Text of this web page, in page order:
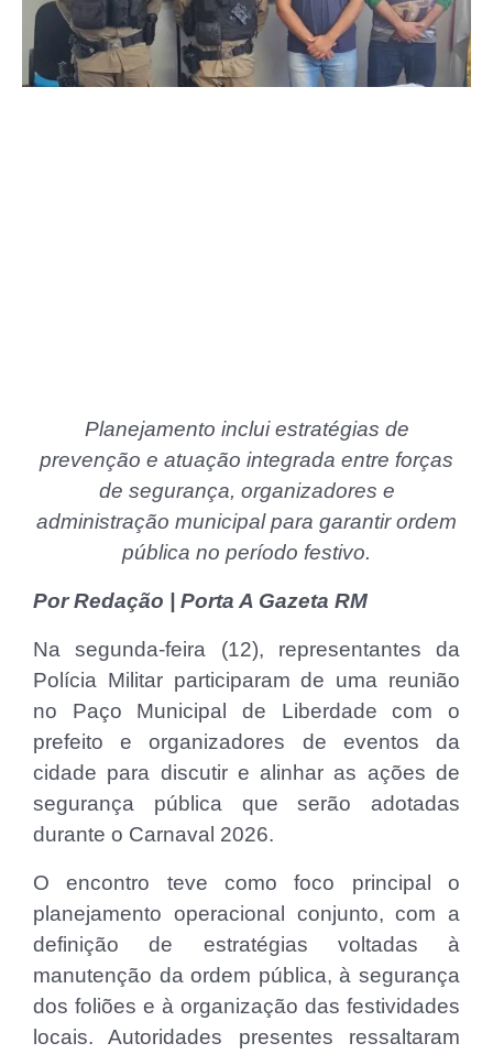
Planejamento inclui estratégias de
prevenção e atuação integrada entre forças
de segurança, organizadores e
administração municipal para garantir ordem
pública no período festivo.
Por Redação | Porta A Gazeta RM
Na segunda-feira (12), representantes da
Polícia Militar participaram de uma reunião
no Paço Municipal de Liberdade com o
prefeito e organizadores de eventos da
cidade para discutir e alinhar as ações de
segurança pública que serão adotadas
durante o Carnaval 2026.
O encontro teve como foco principal o
planejamento operacional conjunto, com a
definição de estratégias voltadas à
manutenção da ordem pública, à segurança
dos foliões e à organização das festividades
locais. Autoridades presentes ressaltaram